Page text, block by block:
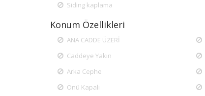
Siding kaplama
Konum Özellikleri
ANA CADDE ÜZERİ
Caddeye Yakın
Arka Cephe
Önü Kapalı